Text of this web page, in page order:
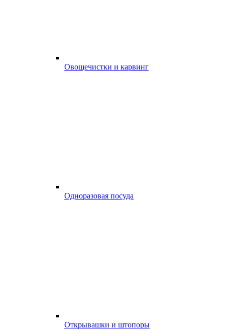
Овощечистки и карвинг
Одноразовая посуда
Открывашки и штопоры